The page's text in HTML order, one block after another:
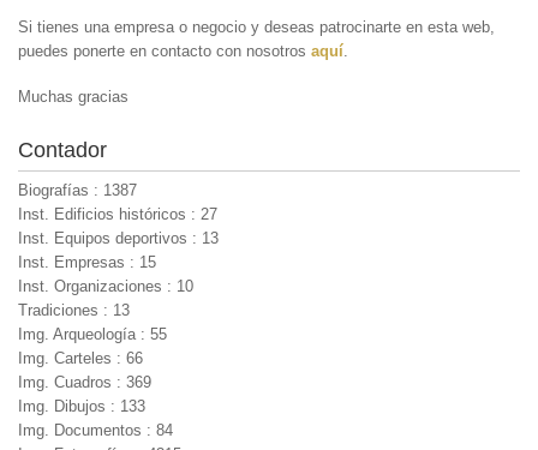
Si tienes una empresa o negocio y deseas patrocinarte en esta web,
puedes ponerte en contacto con nosotros aquí
Muchas gracias
Contador
Biografías : 1387
Inst. Edificios históricos : 27
Inst. Equipos deportivos : 13
Inst. Empresas : 15
Inst. Organizaciones : 10
Tradiciones : 13
Img. Arqueología : 55
Img. Carteles : 66
Img. Cuadros : 369
Img. Dibujos : 133
Img. Documentos : 84